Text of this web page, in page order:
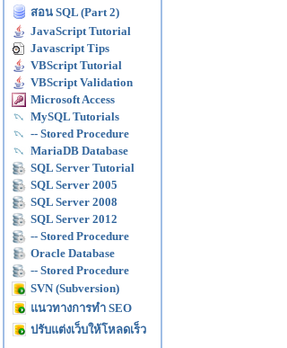
สอน SQL (Part 2)
JavaScript Tutorial
Javascript Tips
VBScript Tutorial
VBScript Validation
Microsoft Access
MySQL Tutorials
-- Stored Procedure
MariaDB Database
SQL Server Tutorial
SQL Server 2005
SQL Server 2008
SQL Server 2012
-- Stored Procedure
Oracle Database
-- Stored Procedure
SVN (Subversion)
แนวทางการทำ SEO
ปรับแต่งเว็บให้โหลดเร็ว